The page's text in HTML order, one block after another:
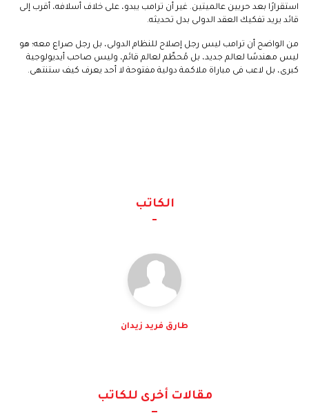
استقرارًا بعد حربين عالميتين. غير أن ترامب يبدو، على خلاف أسلافه، أقرب إلى
قائد يريد تفكيك العقد الدولى بدل تحديثه.
من الواضح أن ترامب ليس رجل إصلاح للنظام الدولى، بل رجل صراع معه؛ هو
ليس مهندسًا لعالم جديد، بل مُحطِّم لعالم قائم، وليس صاحب أيديولوجية
كبرى، بل لاعب فى مباراة ملاكمة دولية مفتوحة لا أحد يعرف كيف ستنتهى.
الكاتب
طارق فريد زيدان
مقالات أخرى للكاتب